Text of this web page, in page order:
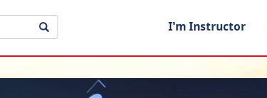
I'm Instructor